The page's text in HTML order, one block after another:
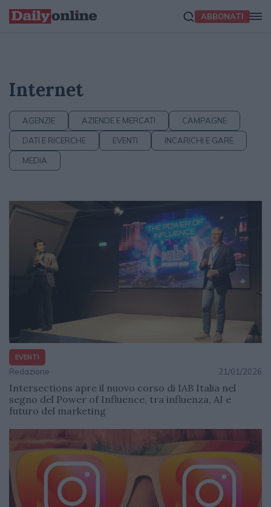
ABBONATI
Internet
AGENZIE AZIENDE E MERCATI CAMPAGNE
DATI E RICERCHE EVENTI INCARICHI E GARE
MEDIA
EVENTI
Redazione 21/01/2026
Intersections apre il nuovo corso di IAB Italia nel
segno del Power of Influence, tra influenza, AI e
futuro del marketing